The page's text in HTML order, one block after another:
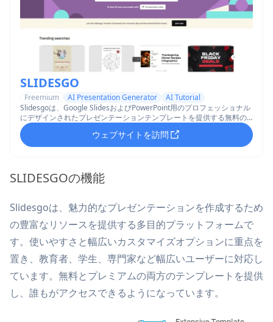
SLIDESGO
Freemium AI Presentation Generator
AI Tutorial
Slidesgoは、Google SlidesおよびPowerPoint用のプロフェッショナル
にデザインされたプレゼンテーションテンプレートを提供する無料の
オンラインプラットフォームで、カスタマイズ可能なテーマ、インフ
ォグラフィック、AI駆動のツールを使用して、魅力的なプレゼンテー
ションをより早く作成するのを助けます。
ウェブサイトを訪問
SLIDESGOの機能
Slidesgoは、魅力的なプレゼンテーションを作成するため
の豊富なリソースを提供する多目的プラットフォームで
す。使いやすさと幅広いカスタマイズオプションに重点を
置き、教育者、学生、専門家など幅広いユーザーに対応し
ています。無料とプレミアムの両方のテンプレートを提供
し、誰もがアクセスできるようになっています。